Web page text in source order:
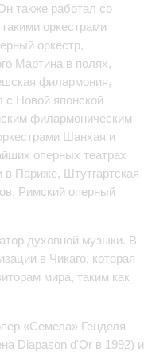
также работал со
оркестрами
оркестр,
Мартина в полях,
филармония,
с Новой японской
филармоническим
Шанхая и
оперных театрах
в Париже, Штутгартская
Римский оперный
духовной музыки. В
в Чикаго, которая
мира, таким как
«Семела» Генделя
Diapason d'Or в 1992) и